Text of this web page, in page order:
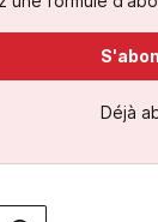
Déjà